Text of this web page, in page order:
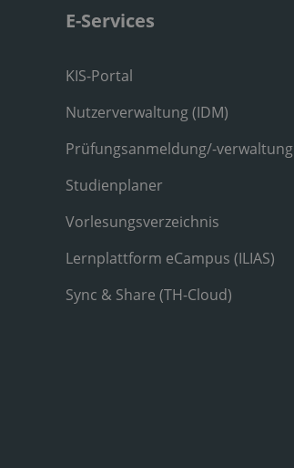
E-Services
KIS-Portal
Nutzerverwaltung (IDM)
Prüfungsanmeldung/-verwaltung
Studienplaner
Vorlesungsverzeichnis
Lernplattform eCampus (ILIAS)
Sync & Share (TH-Cloud)